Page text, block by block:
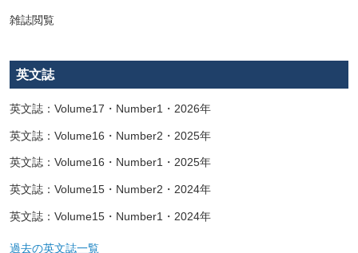
雑誌閲覧
英文誌
英文誌：Volume17・Number1・2026年
英文誌：Volume16・Number2・2025年
英文誌：Volume16・Number1・2025年
英文誌：Volume15・Number2・2024年
英文誌：Volume15・Number1・2024年
過去の英文誌一覧